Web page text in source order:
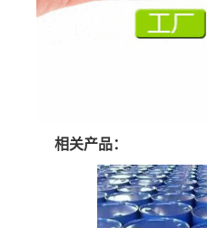
相关产品：